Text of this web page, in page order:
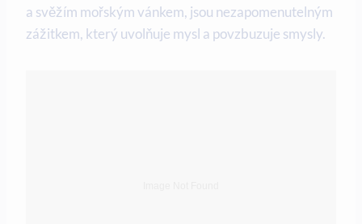
a svěžím mořským vánkem, jsou nezapomenutelným
zážitkem, který uvolňuje mysl a povzbuzuje smysly.